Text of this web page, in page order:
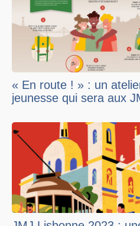
« En route ! » : un
jeunesse qui sera aux